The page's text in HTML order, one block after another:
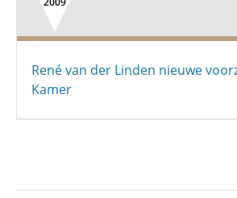
René van der Linden nieuwe
Kamer